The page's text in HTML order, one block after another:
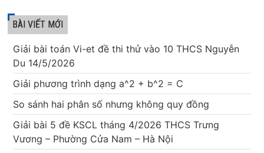
BÀI VIẾT MỚI
Giải bài toán Vi-et đề thi thử vào 10 THCS Nguyễn
Du 14/5/2026
Giải phương trình dạng a^2 + b^2 = C
So sánh hai phân số nhưng không quy đồng
Giải bài 5 đề KSCL tháng 4/2026 THCS Trưng
Vương – Phường Cửa Nam – Hà Nội